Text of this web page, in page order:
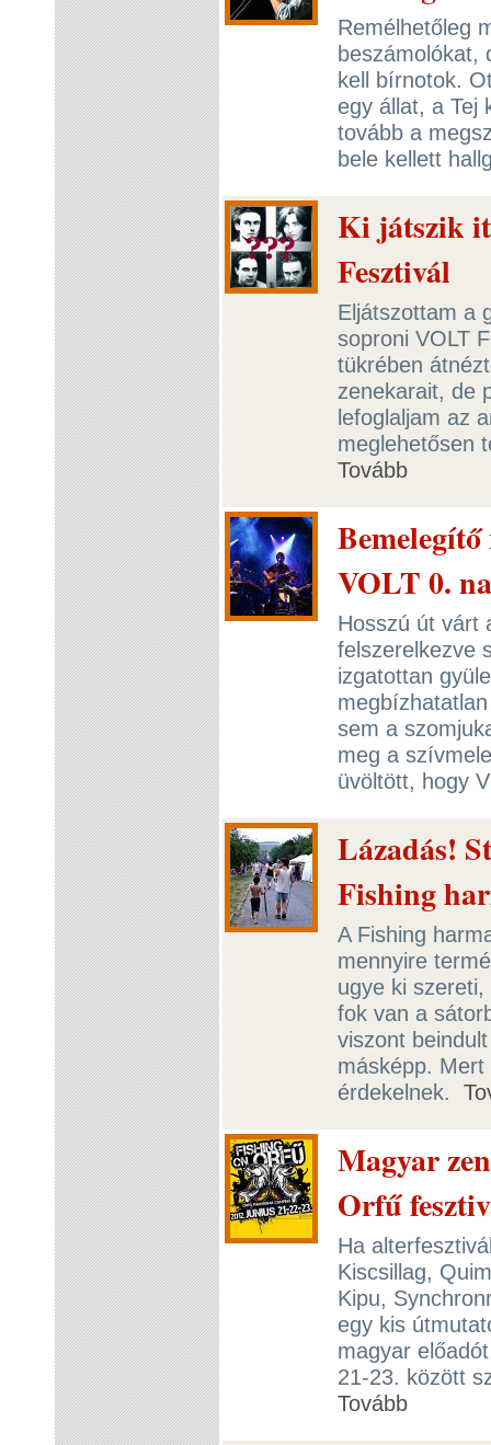
Remélhetőleg
beszámolókat,
kell bírnotok.
egy állat, a Tej
tovább a
bele kellett
Ki játszik
Fesztivál
Eljátszottam a
soproni VOLT
tükrében
zenekarait, de
lefoglaljam az
meglehetősen
Tovább
VOLT 0.
Hosszú út várt
felszerelkezve
izgatottan
sem a
meg a
üvöltött, hogy
Lázadás!
Fishing
A Fishing
mennyire
ugye ki
fok van a
viszont
másképp.
érdekelnek.
Magyar
Orfű
Ha
Kiscsillag,
Kipu,
egy kis
magyar
21-23. között
Tovább